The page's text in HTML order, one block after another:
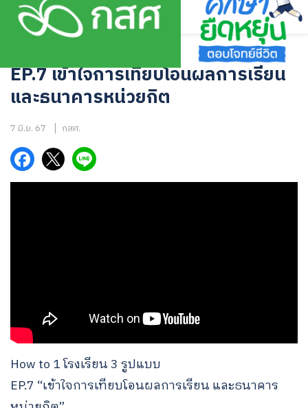
Skip
EP.7 เข้าใจการเทียบโอนผลการเรียน
และธนาคารหน่วยกิต
7 มิ.ย. 67 กสศ.
How to 1 โรงเรียน 3 รูปแบบ
EP.7 “เข้าใจการเทียบโอนผลการเรียน และธนาคาร